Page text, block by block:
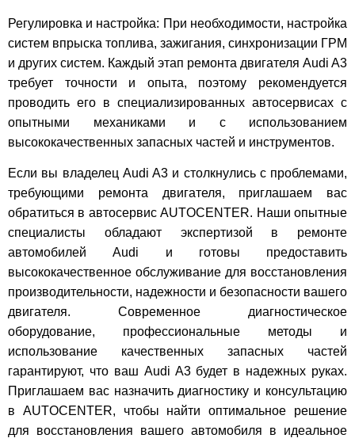
Регулировка и настройка: При необходимости, настройка
систем впрыска топлива, зажигания, синхронизации ГРМ
и других систем. Каждый этап ремонта двигателя Audi A3
требует точности и опыта, поэтому рекомендуется
проводить его в специализированных автосервисах с
опытными механиками и с использованием
высококачественных запасных частей и инструментов.
Если вы владелец Audi A3 и столкнулись с проблемами,
требующими ремонта двигателя, приглашаем вас
обратиться в автосервис AUTOCENTER. Наши опытные
специалисты обладают экспертизой в ремонте
автомобилей Audi и готовы предоставить
высококачественное обслуживание для восстановления
производительности, надежности и безопасности вашего
двигателя. Современное диагностическое
оборудование, профессиональные методы и
использование качественных запасных частей
гарантируют, что ваш Audi A3 будет в надежных руках.
Приглашаем вас назначить диагностику и консультацию
в AUTOCENTER, чтобы найти оптимальное решение
для восстановления вашего автомобиля в идеальное